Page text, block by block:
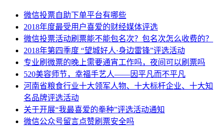
微信投票自助下单平台有哪些
2018年度最受用户喜爱的财经媒体评选
微信投票活动刷票能不能包名次？包名次怎么收费的？
2018年第四季度 “望城好人·身边雷锋”评选活动
专业刷微票的晚上需要通宵工作吗，夜间可以刷票吗
520美容师节，幸福手艺人——因平凡而不平凡
河南省粮食行业十大领军人物、十大标杆企业、十大知
名品牌评选活动
关于开展“我最喜爱的拳种”评选活动通知
微信公众号留言点赞刷票安全吗